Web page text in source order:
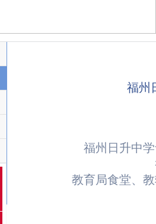
福州
福州日升中
教育局食堂、教